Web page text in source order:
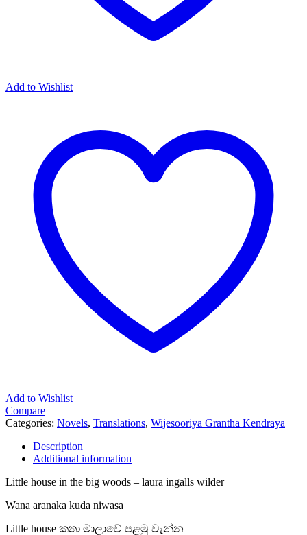
Add to Wishlist
Add to Wishlist
Compare
Categories: Novels, Translations, Wijesooriya Grantha Kendraya
Description
Additional information
Little house in the big woods – laura ingalls wilder
Wana aranaka kuda niwasa
Little house කතා මාලාවේ පළමු වැන්න